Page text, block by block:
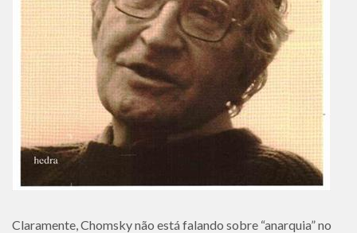
Claramente, Chomsky não está falando sobre “anarquia” no